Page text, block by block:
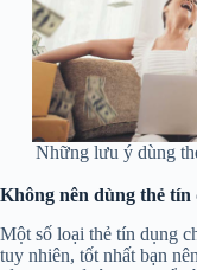
Những lưu ý dùng
Không nên dùng thẻ
Một số loại thẻ tín dụng
tuy nhiên, tốt nhất bạn